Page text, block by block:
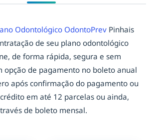
Odontológico OdontoPrev Pinhais
de seu plano odontológico
de forma rápida, segura e sem
opção de pagamento no boleto anual
após confirmação do pagamento ou
em até 12 parcelas ou ainda,
de boleto mensal.